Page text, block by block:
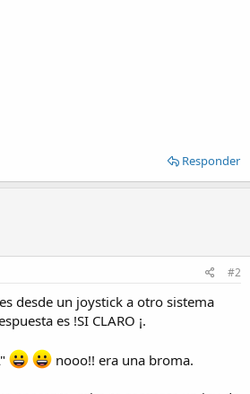
Responder
#2
desde un joystick a otro sistema
es !SI CLARO ¡.
nooo!! era una broma.